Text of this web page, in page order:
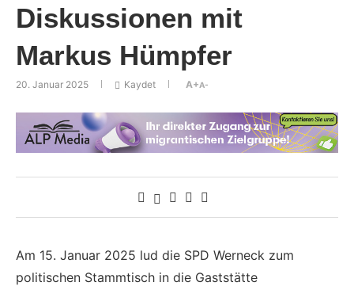
Diskussionen mit
Markus Hümpfer
20. Januar 2025 Kaydet A+A-
Am 15. Januar 2025 lud die SPD Werneck zum
politischen Stammtisch in die Gaststätte